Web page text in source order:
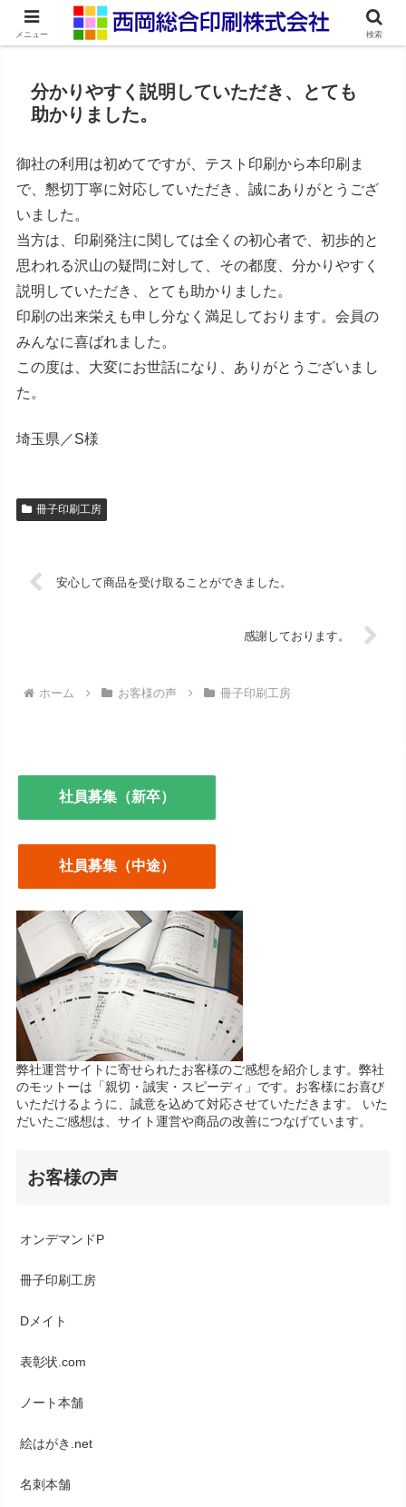
ネット印刷通販・オンデマンド印刷
分かりやすく説明していただき、とても
助かりました。
御社の利用は初めてですが、テスト印刷から本印刷ま
で、懇切丁寧に対応していただき、誠にありがとうござ
いました。
当方は、印刷発注に関しては全くの初心者で、初歩的と
思われる沢山の疑問に対して、その都度、分かりやすく
説明していただき、とても助かりました。
印刷の出来栄えも申し分なく満足しております。会員の
みんなに喜ばれました。
この度は、大変にお世話になり、ありがとうございまし
た。
埼玉県／S様
冊子印刷工房
安心して商品を受け取ることができました。
感謝しております。
ホーム お客様の声 冊子印刷工房
社員募集（新卒）
社員募集（中途）
弊社運営サイトに寄せられたお客様のご感想を紹介します。弊社
のモットーは「親切・誠実・スピーディ」です。お客様にお喜び
いただけるように、誠意を込めて対応させていただきます。 いた
だいたご感想は、サイト運営や商品の改善につなげています。
お客様の声
オンデマンドP
冊子印刷工房
Dメイト
表彰状.com
ノート本舗
絵はがき.net
名刺本舗
メニュー 検索